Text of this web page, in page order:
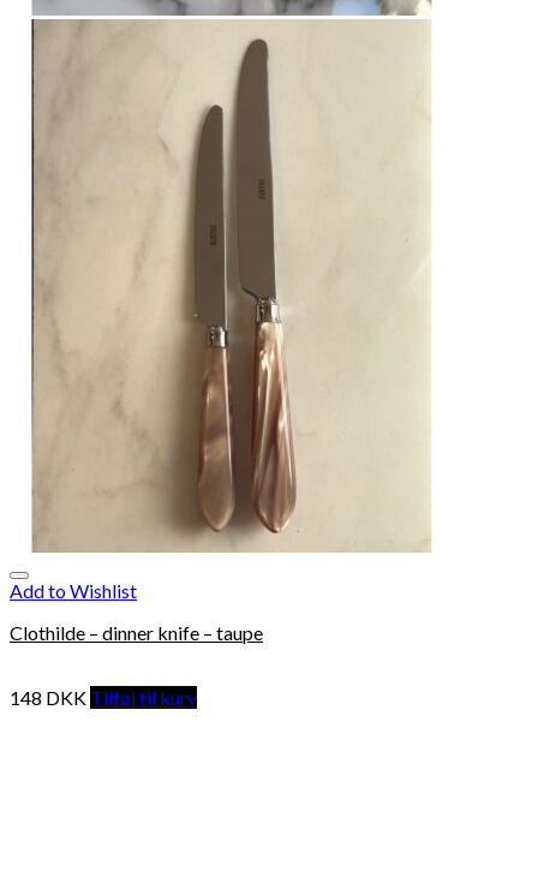
Add to Wishlist
Clothilde – dinner knife – taupe
148 DKK Tilføj til kurv